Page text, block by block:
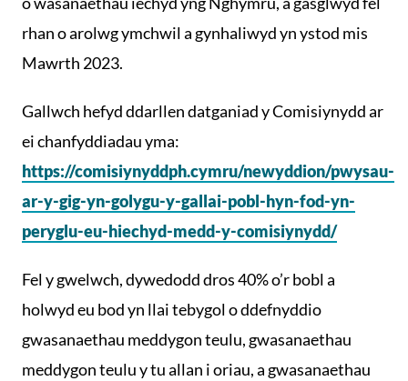
rhan o arolwg ymchwil a gynhaliwyd yn ystod mis
Mawrth 2023.
Gallwch hefyd ddarllen datganiad y Comisiynydd ar
ei chanfyddiadau yma:
https://comisiynyddph.cymru/newyddion/pwysau-
ar-y-gig-yn-golygu-y-gallai-pobl-hyn-fod-yn-
peryglu-eu-hiechyd-medd-y-comisiynydd/
Fel y gwelwch, dywedodd dros 40% o’r bobl a
holwyd eu bod yn llai tebygol o ddefnyddio
gwasanaethau meddygon teulu, gwasanaethau
meddygon teulu y tu allan i oriau, a gwasanaethau